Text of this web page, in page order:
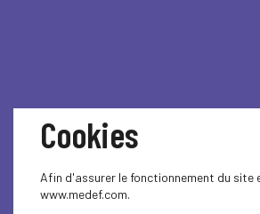
Cookies
Afin d'assurer le fonctionnement du
www.medef.com.